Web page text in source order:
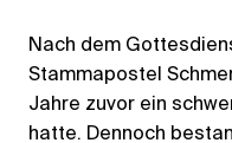
Nach dem
Stammapostel
Jahre zuvor ein
hatte. Dennoch